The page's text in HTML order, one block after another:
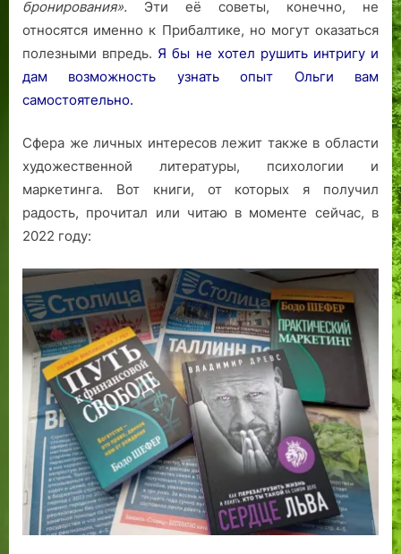
бронирования». Эти её советы, конечно, не
относятся именно к Прибалтике, но могут оказаться
полезными впредь. Я бы не хотел рушить интригу и
дам возможность узнать опыт Ольги вам
самостоятельно.
Сфера же личных интересов лежит также в области
художественной литературы, психологии и
маркетинга. Вот книги, от которых я получил
радость, прочитал или читаю в моменте сейчас, в
2022 году: